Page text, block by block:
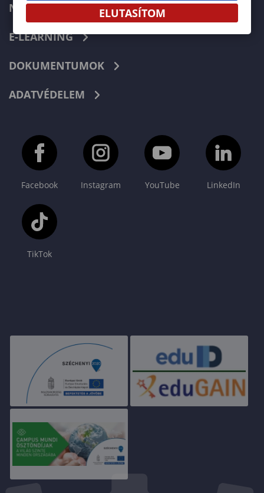
NEPTUN
E-LEARNING
DOKUMENTUMOK
ADATVÉDELEM
Facebook Instagram YouTube LinkedIn
TikTok
ELUTASÍTOM